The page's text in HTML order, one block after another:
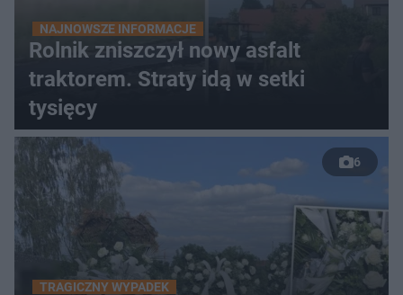
NAJNOWSZE INFORMACJE
Rolnik zniszczył nowy asfalt
traktorem. Straty idą w setki
tysięcy
6
TRAGICZNY WYPADEK